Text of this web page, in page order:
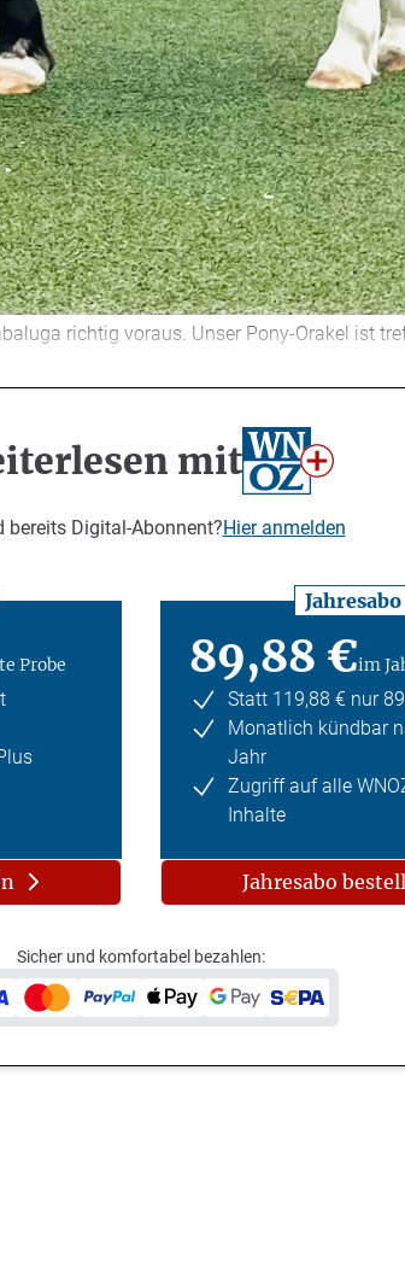
richtig voraus. Unser Pony-Orakel ist
mit
bereits Digital-Abonnent?Hier anmelden
Probe
Jahresabo
89,88 €im
Statt 119,88 € nur
Monatlich kündbar
Jahr
Zugriff auf alle
Inhalte
Jahresabo
Sicher und komfortabel bezahlen: